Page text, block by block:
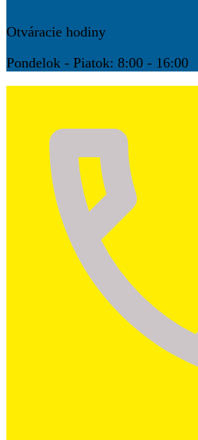
Otváracie hodiny
Pondelok - Piatok: 8:00 - 16:00